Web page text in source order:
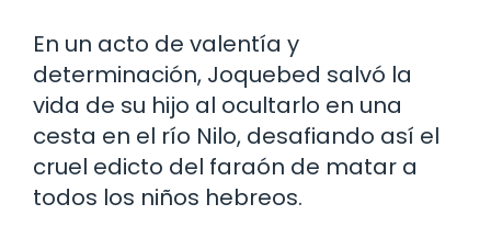
En un acto de valentía y
determinación, Joquebed salvó la
vida de su hijo al ocultarlo en una
cesta en el río Nilo, desafiando así el
cruel edicto del faraón de matar a
todos los niños hebreos.